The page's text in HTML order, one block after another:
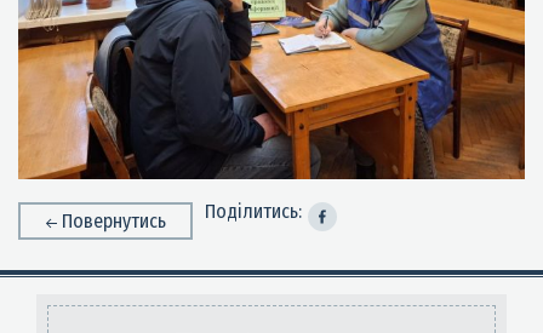
Повернутись Поділитись: